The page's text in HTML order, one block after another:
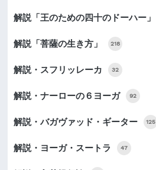
解説「王のための四十のドーハー」
解説「菩薩の生き方」 218
解説・スフリッレーカ 32
解説・ナーローの６ヨーガ 92
解説・バガヴァッド・ギーター 125
解説・ヨーガ・スートラ 47